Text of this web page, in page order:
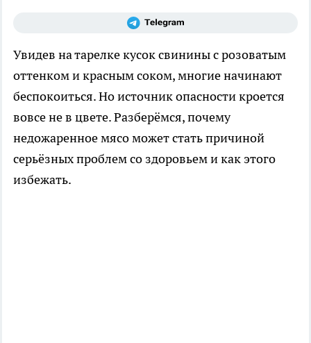
Увидев на тарелке кусок свинины с розоватым
оттенком и красным соком, многие начинают
беспокоиться. Но источник опасности кроется
вовсе не в цвете. Разберёмся, почему
недожаренное мясо может стать причиной
серьёзных проблем со здоровьем и как этого
избежать.